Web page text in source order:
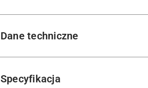
Dane techniczne
Specyfikacja